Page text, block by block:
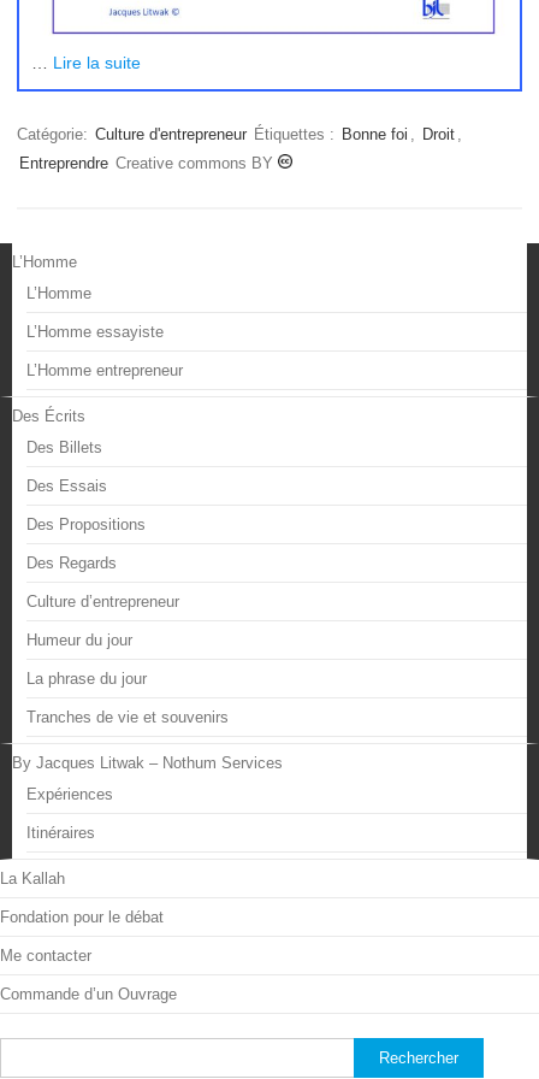
Lire la suite
Catégorie: Culture d'entrepreneur Étiquettes : Bonne foi Droit
Entreprendre Creative commons BY
L’Homme
L’Homme
L’Homme essayiste
L’Homme entrepreneur
Des Écrits
Des Billets
Des Essais
Des Propositions
Des Regards
Culture d’entrepreneur
Humeur du jour
La phrase du jour
Tranches de vie et souvenirs
By Jacques Litwak – Nothum Services
Expériences
Itinéraires
La Kallah
Fondation pour le débat
Me contacter
Commande d’un Ouvrage